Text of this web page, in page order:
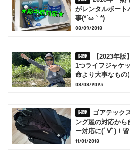
がレンタルボート
事(*´ω｀*)
08/09/2018
【2023年
1つライフジャケ
命より大事なもの
08/08/2023
ゴアテック
ング屋の対応から
ー対応に(ﾟ∀ﾟ)！
11/01/2018